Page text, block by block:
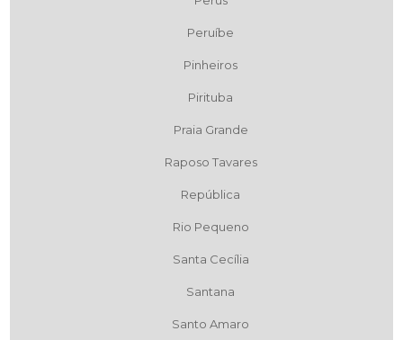
Peruíbe
Pinheiros
Pirituba
Praia Grande
Raposo Tavares
República
Rio Pequeno
Santa Cecília
Santana
Santo Amaro